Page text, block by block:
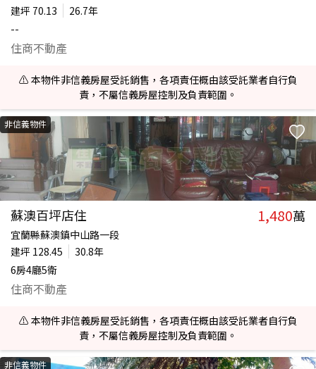
建坪 70.13
26.7年
--
住商不動產
⚠️ 本物件非信義房屋受託銷售，各項責任概由該受託業者自行負
責，不屬信義房屋控制及負責範圍。
非信義物件
蘇澳百坪店住 1,480萬
宜蘭縣蘇澳鎮中山路一段
建坪 128.45
30.8年
6房4廳5衛
住商不動產
⚠️ 本物件非信義房屋受託銷售，各項責任概由該受託業者自行負
責，不屬信義房屋控制及負責範圍。
非信義物件